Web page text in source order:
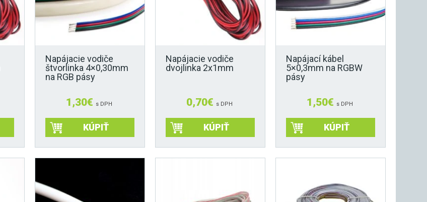
Napájacie vodiče
štvorlinka 4×0,30mm
na RGB pásy
1,30€ s DPH
KÚPIŤ
Napájacie vodiče
dvojlinka 2x1mm
0,70€ s DPH
KÚPIŤ
Napájací kábel
5×0,3mm na RGBW
pásy
1,50€ s DPH
KÚPIŤ